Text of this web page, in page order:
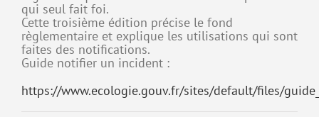
qui seul fait foi.
Cette troisième édition précise le fond
règlementaire et explique les utilisations qui sont
faites des notifications.
Guide notifier un incident :
https://www.ecologie.gouv.fr/sites/default/files/